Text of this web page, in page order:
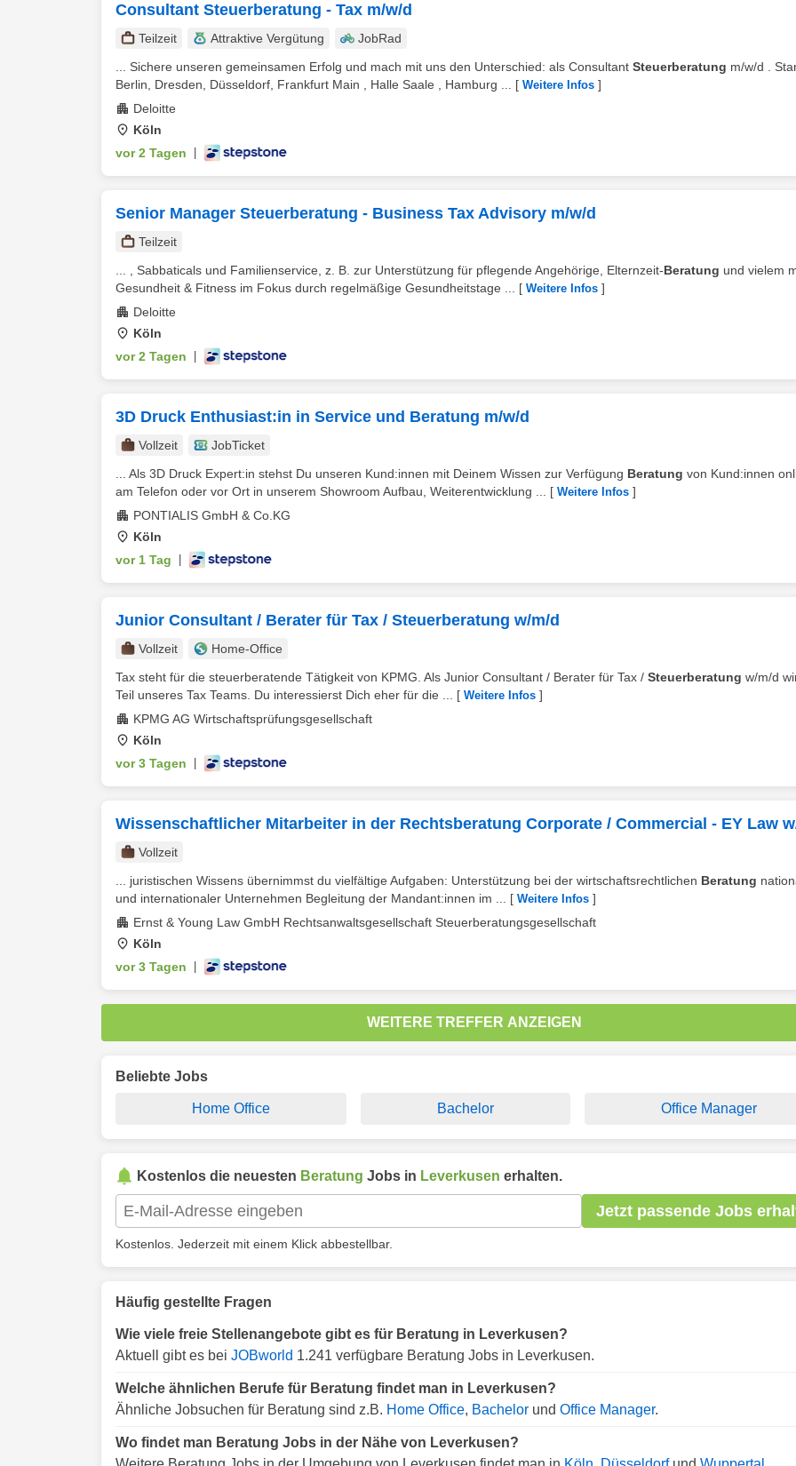
Consultant Steuerberatung - Tax m/w/d
Teilzeit Attraktive Vergütung
JobRad
... Sichere unseren gemeinsamen Erfolg und mach mit uns den Unterschied: als Consultant Steuerberatung m/w/d .
Berlin, Dresden, Düsseldorf, Frankfurt Main , Halle Saale , Hamburg ...
[ Weitere Infos ]
Deloitte
Köln
vor 2 Tagen
Senior Manager Steuerberatung - Business Tax Advisory m/w/d
Teilzeit
... , Sabbaticals und Familienservice, z. B. zur Unterstützung für pflegende Angehörige, Elternzeit-Beratung und vielem
Gesundheit & Fitness im Fokus durch regelmäßige Gesundheitstage ...
[ Weitere Infos ]
Deloitte
Köln
vor 2 Tagen
3D Druck Enthusiast:in in Service und Beratung m/w/d
Vollzeit
JobTicket
... Als 3D Druck Expert:in stehst Du unseren Kund:innen mit Deinem Wissen zur Verfügung Beratung von Kund:innen
am Telefon oder vor Ort in unserem Showroom Aufbau, Weiterentwicklung ...
[ Weitere Infos ]
PONTIALIS GmbH & Co.KG
Köln
vor 1 Tag
Junior Consultant / Berater für Tax / Steuerberatung w/m/d
Vollzeit
Home-Office
Tax steht für die steuerberatende Tätigkeit von KPMG. Als Junior Consultant / Berater für Tax / Steuerberatung w/m/d
Teil unseres Tax Teams. Du interessierst Dich eher für die ...
[ Weitere Infos ]
KPMG AG Wirtschaftsprüfungsgesellschaft
Köln
vor 3 Tagen
Wissenschaftlicher Mitarbeiter in der Rechtsberatung Corporate / Commercial - EY Law
Vollzeit
... juristischen Wissens übernimmst du vielfältige Aufgaben: Unterstützung bei der wirtschaftsrechtlichen Beratung
und internationaler Unternehmen Begleitung der Mandant:innen im ...
[ Weitere Infos ]
Ernst & Young Law GmbH Rechtsanwaltsgesellschaft Steuerberatungsgesellschaft
Köln
vor 3 Tagen
WEITERE TREFFER ANZEIGEN
Beliebte Jobs
Home Office Bachelor Office Manager
Kostenlos die neuesten Beratung Jobs in Leverkusen erhalten.
Jetzt passende Jobs
Kostenlos. Jederzeit mit einem Klick abbestellbar.
Häufig gestellte Fragen
Wie viele freie Stellenangebote gibt es für Beratung in Leverkusen?
Aktuell gibt es bei JOBworld 1.241 verfügbare Beratung Jobs in Leverkusen.
Welche ähnlichen Berufe für Beratung findet man in Leverkusen?
Ähnliche Jobsuchen für Beratung sind z.B. Home Office, Bachelor und Office Manager.
Wo findet man Beratung Jobs in der Nähe von Leverkusen?